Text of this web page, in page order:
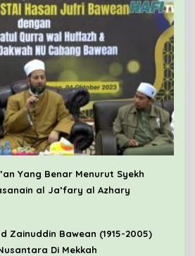
Yang Benar Menurut Syekh
al Ja’fary al Azhary
Zainuddin Bawean (1915-2005)
Di Mekkah